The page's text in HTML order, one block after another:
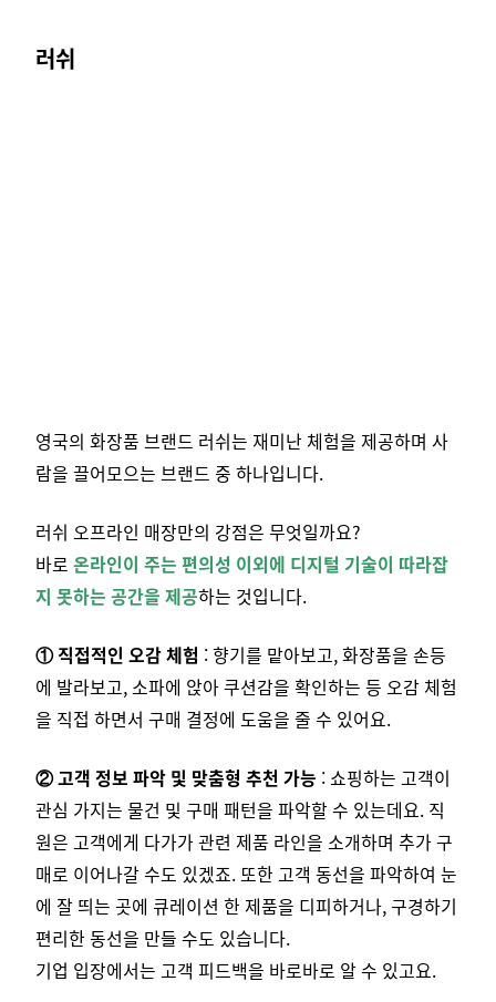
러쉬
영국의 화장품 브랜드 러쉬는 재미난 체험을 제공하며 사
람을 끌어모으는 브랜드 중 하나입니다.
러쉬 오프라인 매장만의 강점은 무엇일까요?
바로 온라인이 주는 편의성 이외에 디지털 기술이 따라잡
지 못하는 공간을 제공하는 것입니다.
① 직접적인 오감 체험 : 향기를 맡아보고, 화장품을 손등
에 발라보고, 소파에 앉아 쿠션감을 확인하는 등 오감 체험
을 직접 하면서 구매 결정에 도움을 줄 수 있어요.
② 고객 정보 파악 및 맞춤형 추천 가능 : 쇼핑하는 고객이
관심 가지는 물건 및 구매 패턴을 파악할 수 있는데요. 직
원은 고객에게 다가가 관련 제품 라인을 소개하며 추가 구
매로 이어나갈 수도 있겠죠. 또한 고객 동선을 파악하여 눈
에 잘 띄는 곳에 큐레이션 한 제품을 디피하거나, 구경하기
편리한 동선을 만들 수도 있습니다.
기업 입장에서는 고객 피드백을 바로바로 알 수 있고요.